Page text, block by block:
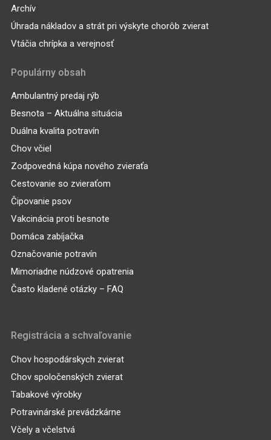
Archív
Úhrada nákladov a strát pri výskyte chorôb zvierat
Vtáčia chrípka a verejnosť
Populárny obsah
Ambulantný predaj rýb
Besnota – Aktuálna situácia
Duálna kvalita potravín
Chov včiel
Zodpovedná kúpa nového zvieraťa
Cestovanie so zvieraťom
Čipovanie psov
Vakcinácia proti besnote
Domáca zabíjačka
Označovanie potravín
Mimoriadne núdzové opatrenia
Často kladené otázky – FAQ
Registrácia a schvaľovanie
Chov hospodárskych zvierat
Chov spoločenských zvierat
Tabakové výrobky
Potravinárské prevádzkárne
Včely a včelstvá